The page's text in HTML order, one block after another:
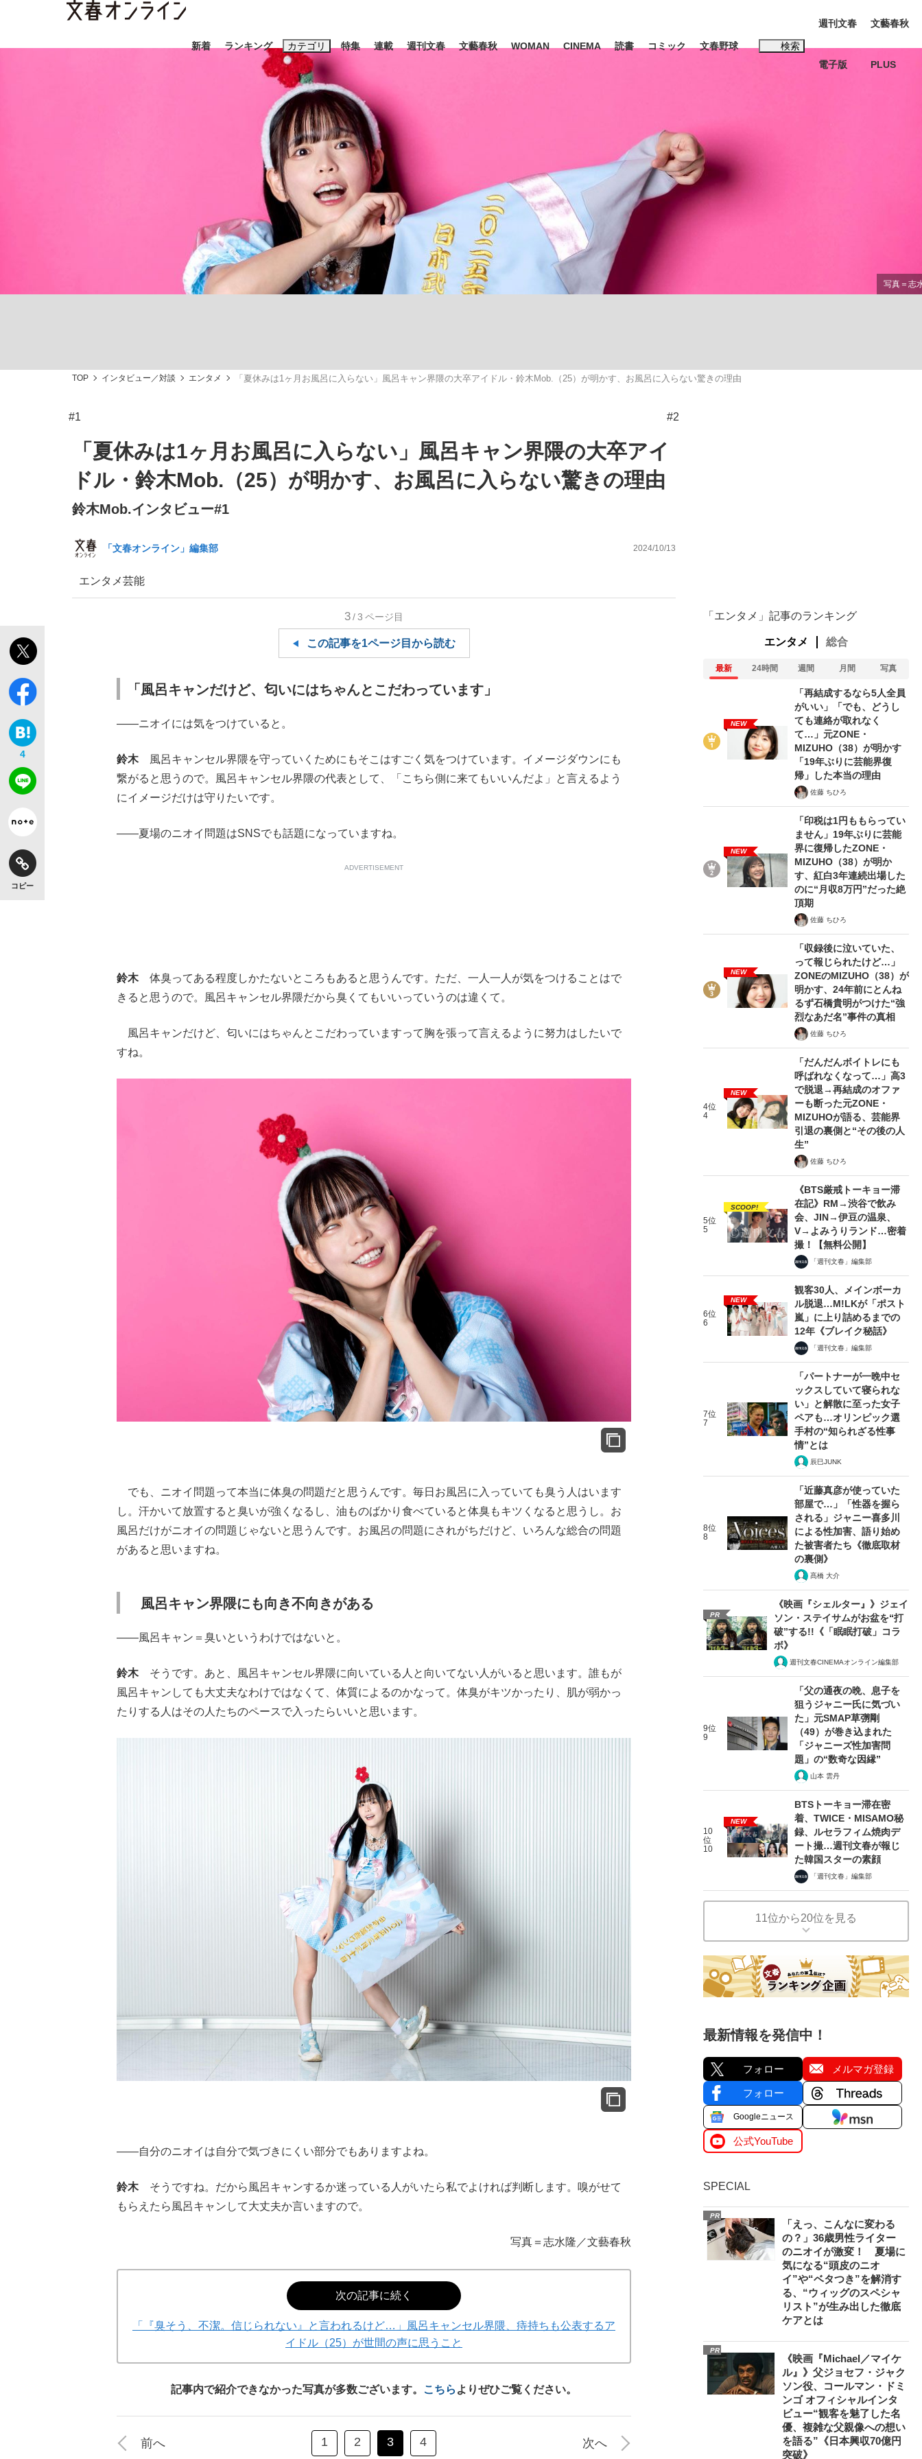
新着 ランキング カテゴリ
ニュース
《BTS厳戒トーキョー滞在記》RM→渋谷で飲み会、JIN→伊豆の... 「90%は失敗する。でも…」本田圭佑が初めて明かした日本代表監督に...
「クマが悪者扱いされているのが悲しい」『北の国から』倉本聰氏（91...
もっと見る
特集
日本生まれのK-POPアイドルたち 終戦から81年
キングの誕生を、目撃せよ。
もっと見る
連載 週刊文春 文藝春秋 WOMAN CINEMA 読書 コミック 文春野球 検索
おすすめのキーワードタグ一覧
#藤田晋 #三山凌輝 #高市早苗 #内田有紀
#松田聖子
#玉木雄一郎
#亀和田武
週刊文春
電子版
文藝春秋
PLUS
TOP インタビュー／対談 エンタメ 「夏休みは1ヶ月お風呂に入らない」風呂キャン界隈の大卒アイドル・鈴木Mob.（25）が明かす、お風呂に入らない驚きの理由
#1 #2
「夏休みは1ヶ月お風呂に入らない」風呂キャン界隈の大卒アイ
ドル・鈴木Mob.（25）が明かす、お風呂に入らない驚きの理由
鈴木Mob.インタビュー#1
「文春オンライン」編集部 2024/10/13
エンタメ芸能
4
コピー
3/3 ページ目
この記事を1ページ目から読む
「風呂キャンだけど、匂いにはちゃんとこだわっています」
――ニオイには気をつけていると。
鈴木風呂キャンセル界隈を守っていくためにもそこはすごく気をつけています。イメージダウンにも
繋がると思うので。風呂キャンセル界隈の代表として、「こちら側に来てもいいんだよ」と言えるよう
にイメージだけは守りたいです。
――夏場のニオイ問題はSNSでも話題になっていますね。
ADVERTISEMENT
鈴木体臭ってある程度しかたないところもあると思うんです。ただ、一人一人が気をつけることはで
きると思うので。風呂キャンセル界隈だから臭くてもいいっていうのは違くて。
風呂キャンだけど、匂いにはちゃんとこだわっていますって胸を張って言えるように努力はしたいで
すね。
でも、ニオイ問題って本当に体臭の問題だと思うんです。毎日お風呂に入っていても臭う人はいます
し。汗かいて放置すると臭いが強くなるし、油ものばかり食べていると体臭もキツくなると思うし。お
風呂だけがニオイの問題じゃないと思うんです。お風呂の問題にされがちだけど、いろんな総合の問題
があると思いますね。
風呂キャン界隈にも向き不向きがある
――風呂キャン＝臭いというわけではないと。
鈴木そうです。あと、風呂キャンセル界隈に向いている人と向いてない人がいると思います。誰もが
風呂キャンしても大丈夫なわけではなくて、体質によるのかなって。体臭がキツかったり、肌が弱かっ
たりする人はその人たちのペースで入ったらいいと思います。
――自分のニオイは自分で気づきにくい部分でもありますよね。
鈴木そうですね。だから風呂キャンするか迷っている人がいたら私でよければ判断します。嗅がせて
もらえたら風呂キャンして大丈夫か言いますので。
写真＝志水隆／文藝春秋
次の記事に続く
「『臭そう、不潔。信じられない』と言われるけど…」風呂キャンセル界隈、痔持ちも公表するア
イドル（25）が世間の声に思うこと
記事内で紹介できなかった写真が多数ございます。 こちら よりぜひご覧ください。
前へ 1 2 3 4 次へ
「エンタメ」記事のランキング
エンタメ 総合
最新 24時間 週間 月間 写真
NEW
「再結成するなら5人全員
がいい」「でも、どうし
ても連絡が取れなく
て…」元ZONE・
MIZUHO（38）が明かす
「19年ぶりに芸能界復
帰」した本当の理由
佐藤 ちひろ
NEW
「印税は1円ももらってい
ません」19年ぶりに芸能
界に復帰したZONE・
MIZUHO（38）が明か
す、紅白3年連続出場した
のに“月収8万円”だった絶
頂期
佐藤 ちひろ
NEW
「収録後に泣いていた、
って報じられたけど…」
ZONEのMIZUHO（38）が
明かす、24年前にとんね
るず石橋貴明がつけた“強
烈なあだ名”事件の真相
佐藤 ちひろ
4位
4
NEW
「だんだんボイトレにも
呼ばれなくなって…」高3
で脱退→再結成のオファ
ーも断った元ZONE・
MIZUHOが語る、芸能界
引退の裏側と“その後の人
生”
佐藤 ちひろ
5位
5
SCOOP!
《BTS厳戒トーキョー滞
在記》RM→渋谷で飲み
会、JIN→伊豆の温泉、
V→よみうりランド…密着
撮！【無料公開】
「週刊文春」編集部
6位
6
NEW
観客30人、メインボーカ
ル脱退…M!LKが「ポスト
嵐」に上り詰めるまでの
12年《ブレイク秘話》
「週刊文春」編集部
7位
7
「パートナーが一晩中セ
ックスしていて寝られな
い」と解散に至った女子
ペアも…オリンピック選
手村の“知られざる性事
情”とは
辰巳JUNK
8位
8
「近藤真彦が使っていた
部屋で…」「性器を握ら
される」ジャニー喜多川
による性加害、語り始め
た被害者たち《徹底取材
の裏側》
髙橋 大介
PR
《映画『シェルター』》ジェイ
ソン・ステイサムがお盆を“打
破”する!!《「眠眠打破」コラ
ボ》
週刊文春CINEMAオンライン編集部
9位
9
「父の通夜の晩、息子を
狙うジャニー氏に気づい
た」元SMAP草彅剛
（49）が巻き込まれた
「ジャニーズ性加害問
題」の“数奇な因縁”
山本 雲丹
10
位
10
NEW
BTSトーキョー滞在密
着、TWICE・MISAMO秘
録、ルセラフィム焼肉デ
ート撮…週刊文春が報じ
た韓国スターの素顔
「週刊文春」編集部
11位から20位を見る
最新情報を発信中！
フォロー メルマガ登録
フォロー
Googleニュース
公式YouTube
SPECIAL
PR
「えっ、こんなに変わる
の？」36歳男性ライター
のニオイが激変！ 夏場に
気になる“頭皮のニオ
イ”や“ベタつき”を解消す
る、“ウィッグのスペシャ
リスト”が生み出した徹底
ケアとは
PR
《映画『Michael／マイケ
ル』》父ジョセフ・ジャク
ソン役、コールマン・ドミ
ンゴ オフィシャルインタ
ビュー“観客を魅了した名
優、複雑な父親像への想い
を語る”《日本興収70億円
突破》